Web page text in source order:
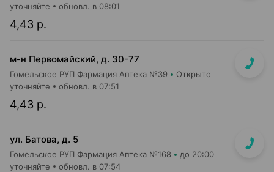
4,43 р.
уточняйте обновл. в 08:01
м-н Первомайский, д. 30-77
Гомельское РУП Фармация Аптека №39 Открыто
4,43 р.
уточняйте обновл. в 07:51
ул. Батова, д. 5
Гомельское РУП Фармация Аптека №168 до 20:00
уточняйте обновл. в 07:54